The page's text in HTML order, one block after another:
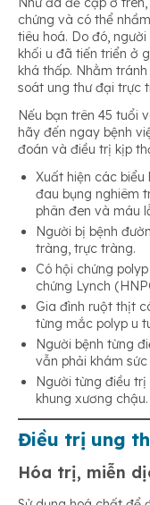
chứng và có thể
tiêu hoá. Do đó,
khối u đã tiến triển ở
khá thấp. Nhằm
soát ung thư đại trực
Nếu bạn trên 45 tuổi
hãy đến ngay bệnh
đoán và điều trị kịp
Xuất hiện các biểu
đau bụng nghiêm
phân đen và máu
Người bị bệnh
tràng, trực tràng.
Có hội chứng
chứng Lynch
Gia đình ruột thịt
từng mắc polyp u
Người bệnh từng
vẫn phải khám
Người từng điều
khung xương chậu.
Điều trị ung
Hóa trị, miễn